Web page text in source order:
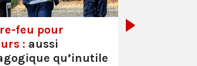
feu pour
: aussi
qu’inutile